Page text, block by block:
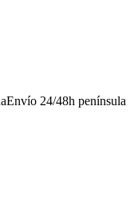
Envío 24/48h península